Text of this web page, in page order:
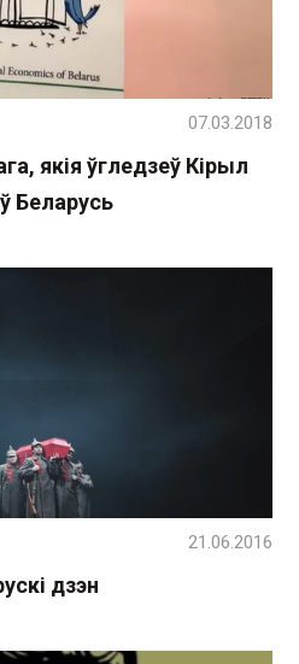
якія ўгледзеў Кірыл
Беларусь
07.03.2018
дзэн
21.06.2016